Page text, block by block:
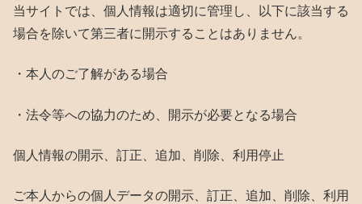
当サイトでは、個人情報は適切に管理し、以下に該当する
場合を除いて第三者に開示することはありません。
・本人のご了解がある場合
・法令等への協力のため、開示が必要となる場合
個人情報の開示、訂正、追加、削除、利用停止
ご本人からの個人データの開示、訂正、追加、削除、利用